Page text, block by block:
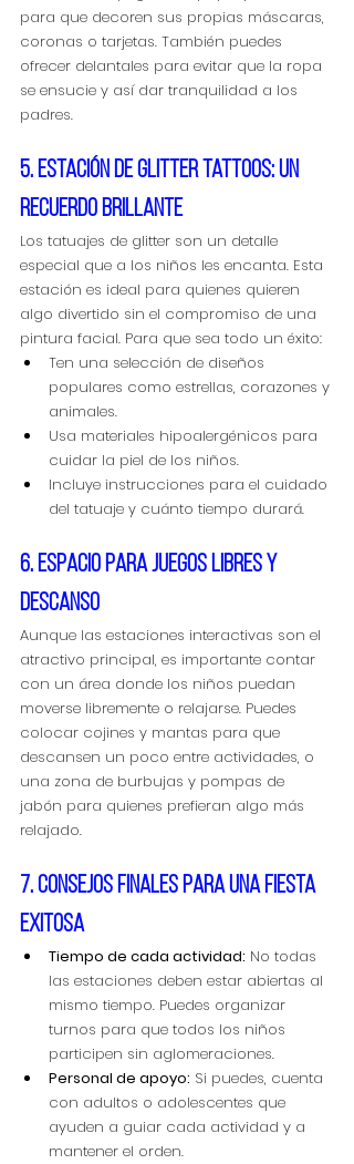
para que decoren sus propias máscaras,
coronas o tarjetas. También puedes
ofrecer delantales para evitar que la ropa
se ensucie y así dar tranquilidad a los
padres.
5. Estación de glitter tattoos: un
recuerdo brillante
Los tatuajes de glitter son un detalle
especial que a los niños les encanta. Esta
estación es ideal para quienes quieren
algo divertido sin el compromiso de una
pintura facial. Para que sea todo un éxito:
Ten una selección de diseños
populares como estrellas, corazones y
animales.
Usa materiales hipoalergénicos para
cuidar la piel de los niños.
Incluye instrucciones para el cuidado
del tatuaje y cuánto tiempo durará.
6. Espacio para juegos libres y
descanso
Aunque las estaciones interactivas son el
atractivo principal, es importante contar
con un área donde los niños puedan
moverse libremente o relajarse. Puedes
colocar cojines y mantas para que
descansen un poco entre actividades, o
una zona de burbujas y pompas de
jabón para quienes prefieran algo más
relajado.
7. Consejos finales para una fiesta
exitosa
Tiempo de cada actividad: No todas
las estaciones deben estar abiertas al
mismo tiempo. Puedes organizar
turnos para que todos los niños
participen sin aglomeraciones.
Personal de apoyo: Si puedes, cuenta
con adultos o adolescentes que
ayuden a guiar cada actividad y a
mantener el orden.